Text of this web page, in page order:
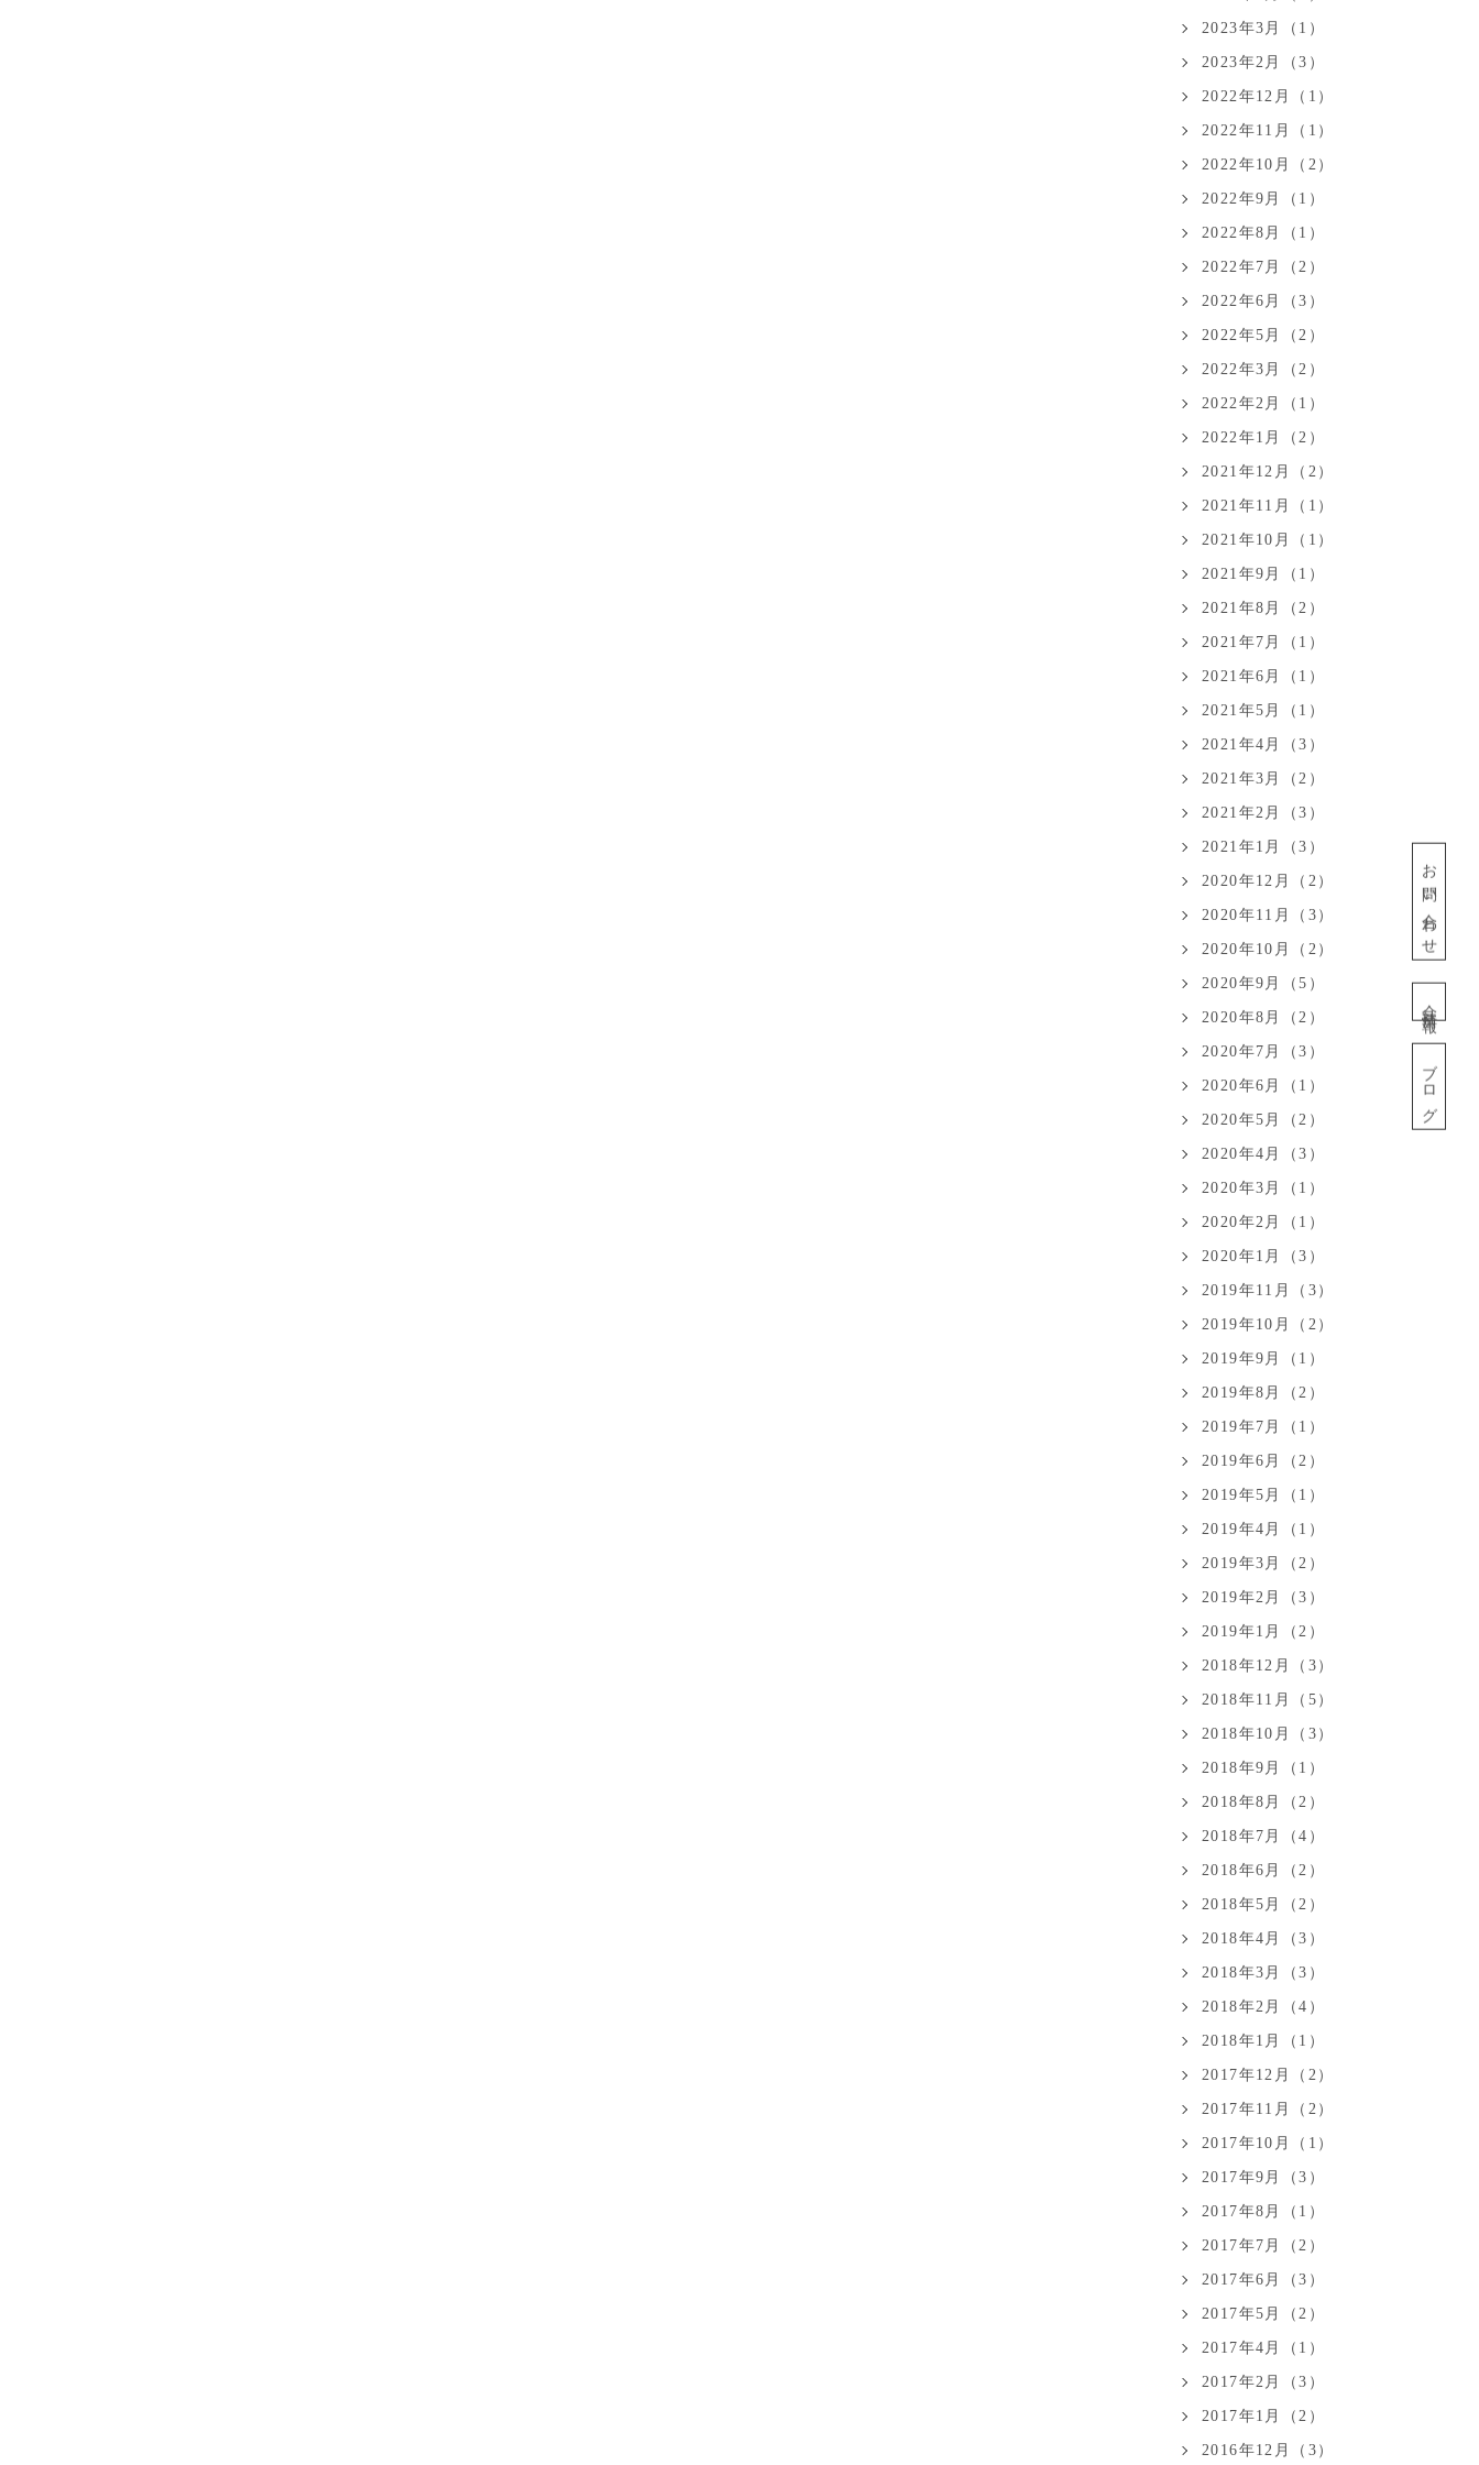
お問い合わせ
会社情報
ブログ
2023年3月（1）
2023年2月（3）
2022年12月（1）
2022年11月（1）
2022年10月（2）
2022年9月（1）
2022年8月（1）
2022年7月（2）
2022年6月（3）
2022年5月（2）
2022年3月（2）
2022年2月（1）
2022年1月（2）
2021年12月（2）
2021年11月（1）
2021年10月（1）
2021年9月（1）
2021年8月（2）
2021年7月（1）
2021年6月（1）
2021年5月（1）
2021年4月（3）
2021年3月（2）
2021年2月（3）
2021年1月（3）
2020年12月（2）
2020年11月（3）
2020年10月（2）
2020年9月（5）
2020年8月（2）
2020年7月（3）
2020年6月（1）
2020年5月（2）
2020年4月（3）
2020年3月（1）
2020年2月（1）
2020年1月（3）
2019年11月（3）
2019年10月（2）
2019年9月（1）
2019年8月（2）
2019年7月（1）
2019年6月（2）
2019年5月（1）
2019年4月（1）
2019年3月（2）
2019年2月（3）
2019年1月（2）
2018年12月（3）
2018年11月（5）
2018年10月（3）
2018年9月（1）
2018年8月（2）
2018年7月（4）
2018年6月（2）
2018年5月（2）
2018年4月（3）
2018年3月（3）
2018年2月（4）
2018年1月（1）
2017年12月（2）
2017年11月（2）
2017年10月（1）
2017年9月（3）
2017年8月（1）
2017年7月（2）
2017年6月（3）
2017年5月（2）
2017年4月（1）
2017年2月（3）
2017年1月（2）
2016年12月（3）